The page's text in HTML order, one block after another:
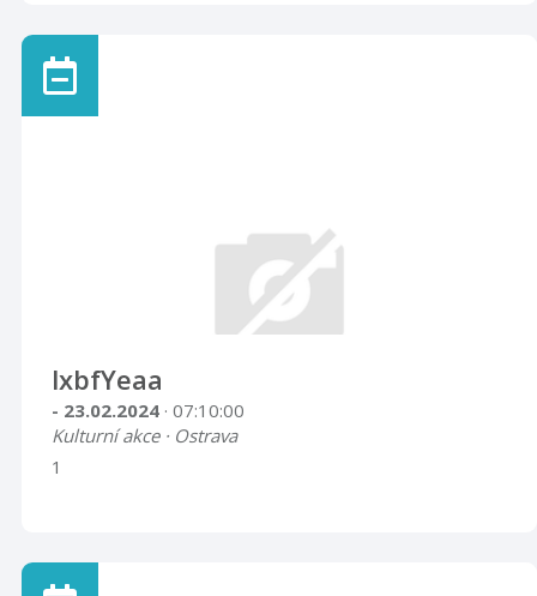
lxbfYeaa
- 23.02.2024 · 07:10:00
Kulturní akce · Ostrava
1